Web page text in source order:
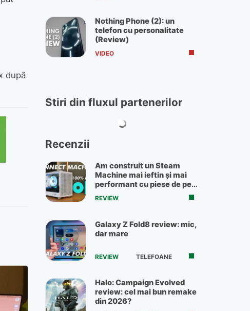
după
Nothing Phone (2): un
telefon cu personalitate
(Review)
VIDEO
Stiri din fluxul partenerilor
Recenzii
Am construit un Steam
Machine mai ieftin și mai
performant cu piese de pe
OLX
REVIEW
Galaxy Z Fold8 review: mic,
dar mare
REVIEW TELEFOANE
Halo: Campaign Evolved
review: cel mai bun remake
din 2026?